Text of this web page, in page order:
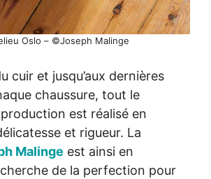
Oslo – ©Joseph Malinge
cuir et jusqu’aux dernières
chaussure, tout le
est réalisé en
et rigueur. La
Malinge est ainsi en
de la perfection pour